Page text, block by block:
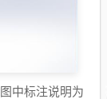
中标注说明为